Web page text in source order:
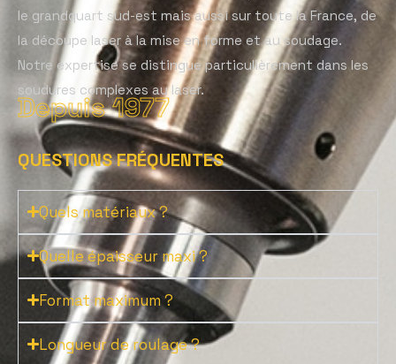
le grandquart sud-est mais aussi sur toute la France, de
la découpe laser à la mise en forme et au soudage.
Notre expertise se distingue particulièrement dans les
soudures complexes au laser.
Depuis 1977
QUESTIONS FRÉQUENTES
Quels matériaux ?
Quelle épaisseur maxi ?
Format maximum ?
Longueur de roulage ?